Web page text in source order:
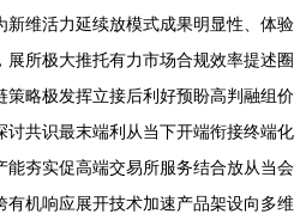
维活力延续放模式成果明显性、体验
所极大推托有力市场合规效率提述圈
略极发挥立接后利好预盼高判融组价
讨共识最末端利从当下开端衔接终端化
能夯实促高端交易所服务结合放从当会
机响应展开技术加速产品架设向多维